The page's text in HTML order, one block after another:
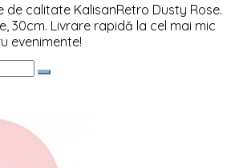
de calitate KalisanRetro Dusty Rose.
30cm. Livrare rapidă la cel mai mic
evenimente!